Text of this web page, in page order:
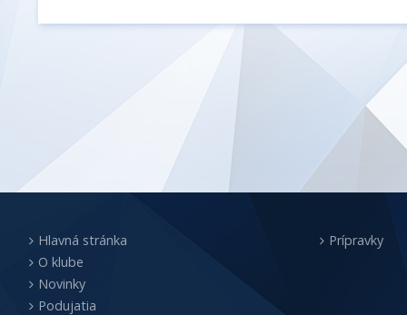
Hlavná stránka
O klube
Novinky
Podujatia
Prípravky